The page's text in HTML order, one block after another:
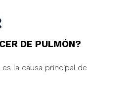
DE PULMÓN?
la causa principal de